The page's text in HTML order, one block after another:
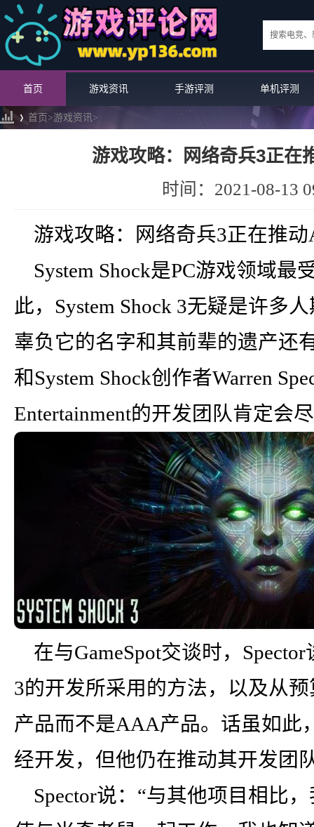
首页 游戏资讯 手游评测 单机评测
首页>游戏资讯>
游戏攻略：网络奇兵3正
时间：2021-08-13
游戏攻略：网络奇兵3正在推
System Shock是PC游戏领域
此，System Shock 3无疑是许多
辜负它的名字和其前辈的遗产还
和System Shock创作者Warren
Entertainment的开发团队肯定会
在与GameSpot交谈时，
3的开发所采用的方法，以及从
产品而不是AAA产品。话虽如此
经开发，但他仍在推动其开发团
Spector说：“与其他项目相比